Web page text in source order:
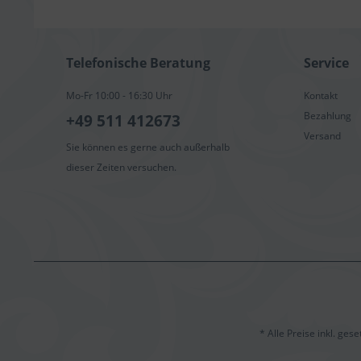
Telefonische Beratung
Mo-Fr 10:00 - 16:30 Uhr
+49 511 412673
Sie können es gerne auch außerhalb
dieser Zeiten versuchen.
Service
Kontakt
Bezahlung
Versand
* Alle Preise inkl.